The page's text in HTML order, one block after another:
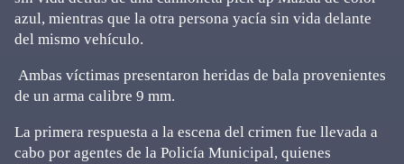
azul, mientras que la otra persona yacía sin vida delante
del mismo vehículo.
Ambas víctimas presentaron heridas de bala provenientes
de un arma calibre 9 mm.
La primera respuesta a la escena del crimen fue llevada a
cabo por agentes de la Policía Municipal, quienes